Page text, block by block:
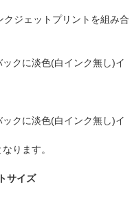
ジェットプリントを組み合
クに淡色(白インク無し)イ
クに淡色(白インク無し)イ
ります。
サイズ